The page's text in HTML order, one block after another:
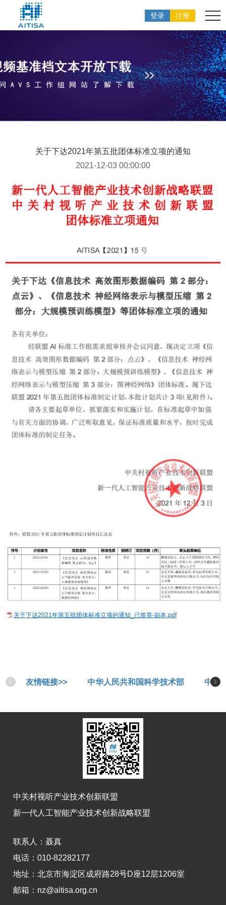
登录 注册
关于下达2021年第五批团体标准立项的通知
2021-12-03 00:00:00
关于下达2021年第五批团体标准立项的通知_已签章-副本.pdf
友情链接>> 中华人民共和国科学技术部 中华
中关村视听产业技术创新联盟
新一代人工智能产业技术创新战略联盟
联系人：聂真
电话：010-82282177
地址：北京市海淀区成府路28号D座12层1206室
邮箱：nz@aitisa.org.cn